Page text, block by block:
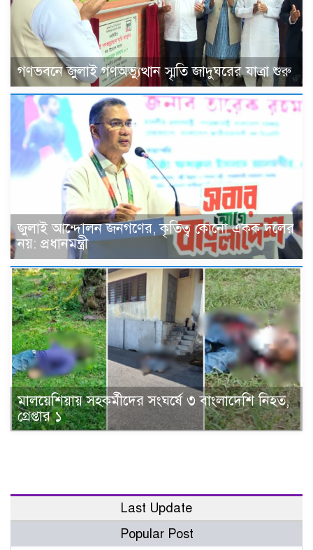
গণভবনে জুলাই গণঅভ্যুত্থান স্মৃতি জাদুঘরের যাত্রা শুরু
জুলাই আন্দোলন জনগণের, কৃতিত্ব কোনো একক দলের
নয়: প্রধানমন্ত্রী
মালয়েশিয়ায় সহকর্মীদের সংঘর্ষে ৩ বাংলাদেশি নিহত,
গ্রেপ্তার ১
Last Update
Popular Post